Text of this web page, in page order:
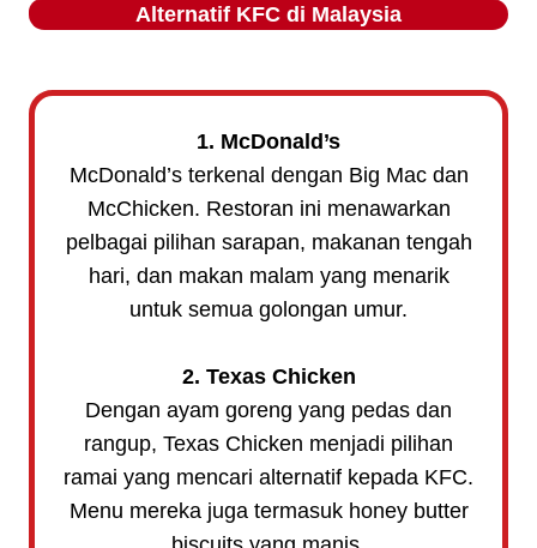
Alternatif KFC di Malaysia
1. McDonald’s
McDonald’s terkenal dengan Big Mac dan
McChicken. Restoran ini menawarkan
pelbagai pilihan sarapan, makanan tengah
hari, dan makan malam yang menarik
untuk semua golongan umur.
2. Texas Chicken
Dengan ayam goreng yang pedas dan
rangup, Texas Chicken menjadi pilihan
ramai yang mencari alternatif kepada KFC.
Menu mereka juga termasuk honey butter